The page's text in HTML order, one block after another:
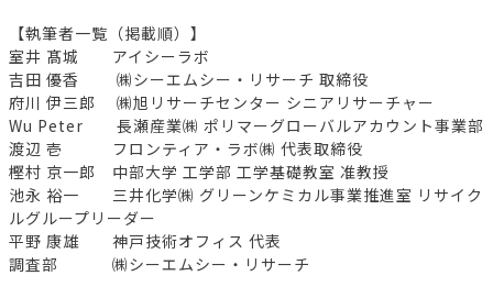
【執筆者一覧（掲載順）】
室井 髙城 アイシーラボ
吉田 優香 ㈱シーエムシー・リサーチ 取締役
府川 伊三郎 ㈱旭リサーチセンター シニアリサーチャー
Wu Peter 長瀬産業㈱ ポリマーグローバルアカウント事業部
渡辺 壱 フロンティア・ラボ㈱ 代表取締役
樫村 京一郎 中部大学 工学部 工学基礎教室 准教授
池永 裕一 三井化学㈱ グリーンケミカル事業推進室 リサイク
ルグループリーダー
平野 康雄 神戸技術オフィス 代表
調査部 ㈱シーエムシー・リサーチ